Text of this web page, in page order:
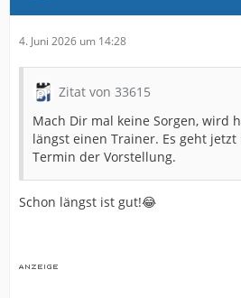
4. Juni 2026 um 14:28
Zitat von 33615
Mach Dir mal keine Sorgen, wird
längst einen Trainer. Es geht
Termin der Vorstellung.
Schon längst ist gut!😂